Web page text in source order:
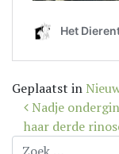
Geplaatst in
Bericht
navigatie
Nadje
haar derde
Zoek